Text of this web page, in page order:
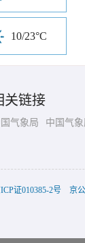
10/23°C
关链接
气象局 中国气
证010385-2号 京